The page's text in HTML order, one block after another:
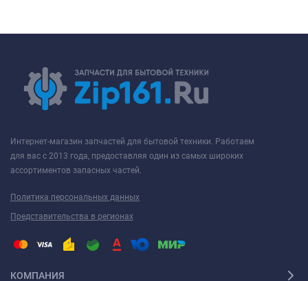
Интернет-магазин запчастей для бытовой техники. Работаем
для вас с 2013 года, предоставляя один из самых широких
ассортиментов запасных частей.
Политика персональных данных
Представительства в регионах
КОМПАНИЯ